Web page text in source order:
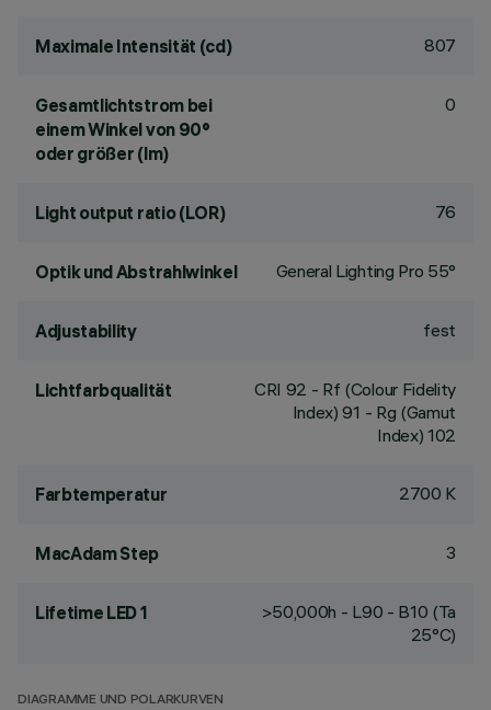
Maximale Intensität (cd) 807
Gesamtlichtstrom bei
einem Winkel von 90°
oder größer (lm)
0
Light output ratio (LOR) 76
Optik und Abstrahlwinkel General Lighting Pro 55°
Adjustability fest
Lichtfarbqualität CRI 92 - Rf (Colour Fidelity
Index) 91 - Rg (Gamut
Index) 102
Farbtemperatur 2700 K
MacAdam Step 3
Lifetime LED 1
>50,000h - L90 - B10 (Ta
25°C)
DIAGRAMME UND POLARKURVEN